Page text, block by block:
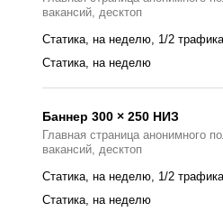
вакансий, десктоп
Статика, на неделю, 1/2 трафика
Статика, на неделю
Баннер 300 × 250 НИЗ
Главная страница анонимного
вакансий, десктоп
Статика, на неделю, 1/2 трафика
Статика, на неделю